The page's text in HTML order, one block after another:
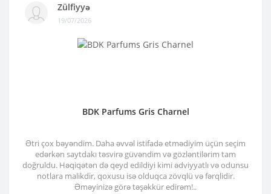
Zülfiyyə
19/07/2026
BDK Parfums Gris Charnel
Ətri çox bəyəndim. Daha əvvəl istifadə etmədiyim üçün seçim
edərkən saytdakı təsvirə güvəndim və gözləntilərim tam
doğruldu. Həqiqətən də qeyd edildiyi kimi ədviyyatlı və odunsu
notlara malikdir, qoxusu isə olduqca zövqlü və fərqlidir.
Əməyinizə görə təşəkkür edirəm!..